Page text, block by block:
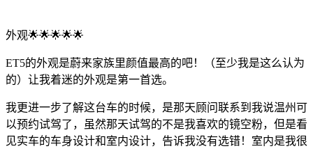
外观🌟🌟🌟🌟🌟
ET5的外观是蔚来家族里颜值最高的吧！（至少我是这么认为
的）让我着迷的外观是第一首选。
我更进一步了解这台车的时候，是那天顾问联系到我说温州可
以预约试驾了，虽然那天试驾的不是我喜欢的镜空粉，但是看
见实车的车身设计和室内设计，告诉我没有选错！室内是我很